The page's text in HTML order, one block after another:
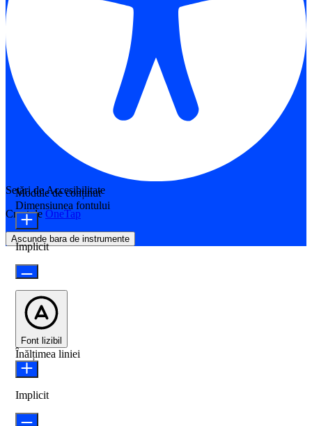
Setări de Accesibilitate
Creat de OneTap
Ascunde bara de instrumente
Module de conținut
Dimensiunea fontului
Implicit
Font lizibil
Înălțimea liniei
Implicit